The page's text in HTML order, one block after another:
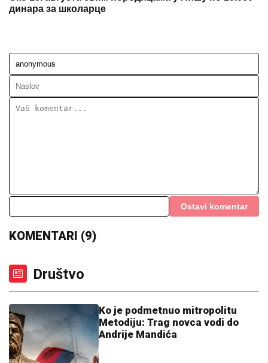
динара за школарце
Ostavi komentar
KOMENTARI (9)
Društvo
Ko je podmetnuo mitropolitu
Metodiju: Trag novca vodi do
Andrije Mandića